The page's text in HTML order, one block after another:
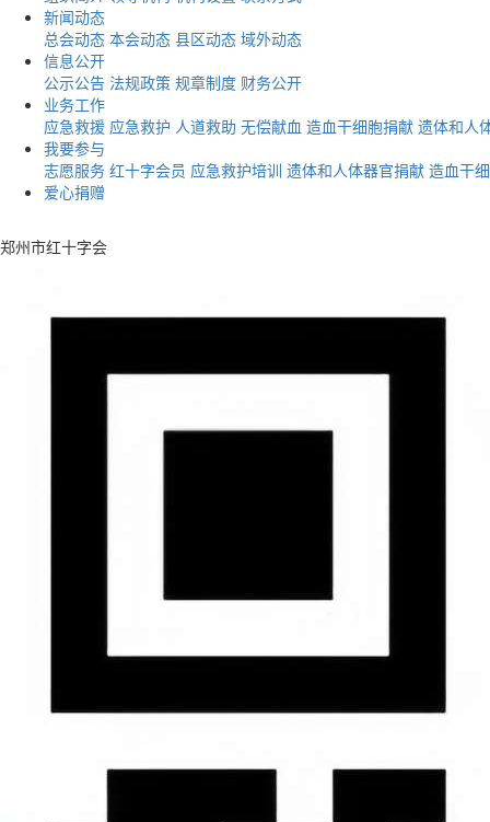
新闻动态
总会动态 本会动态 县区动态 域外动态
信息公开
公示公告 法规政策 规章制度 财务公开
业务工作
应急救援 应急救护 人道救助 无偿献血 造血干细胞捐献 遗体和人
我要参与
志愿服务 红十字会员 应急救护培训 遗体和人体器官捐献 造血干
爱心捐赠
郑州市红十字会